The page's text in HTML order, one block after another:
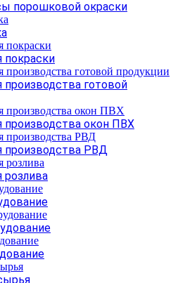
порошковой окраски
покраски
готовой
производства окон ПВХ
производства РВД
розлива